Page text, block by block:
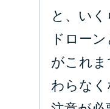
と、い
ドロー
がこれ
わらな